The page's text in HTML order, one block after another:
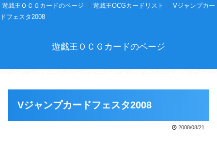
遊戯王ＯＣＧカードのページ 遊戯王OCGカードリスト
Vジャンプカー
ドフェスタ2008
遊戯王ＯＣＧカードのページ
Vジャンプカードフェスタ2008
2008/08/21